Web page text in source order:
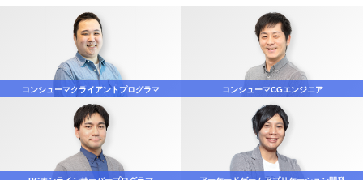
コンシューマクライアントプログラマ コンシューマCGエンジニア